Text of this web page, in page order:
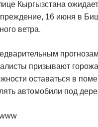
Кыргызстана
16 июня в
ветра.
призывают
оставаться в
автомобили под